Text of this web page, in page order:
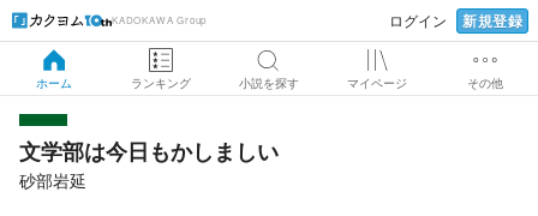
KADOKAWA Group ログイン 新規登録
ホーム ランキング 小説を探す マイページ その他
文学部は今日もかしましい
砂部岩延